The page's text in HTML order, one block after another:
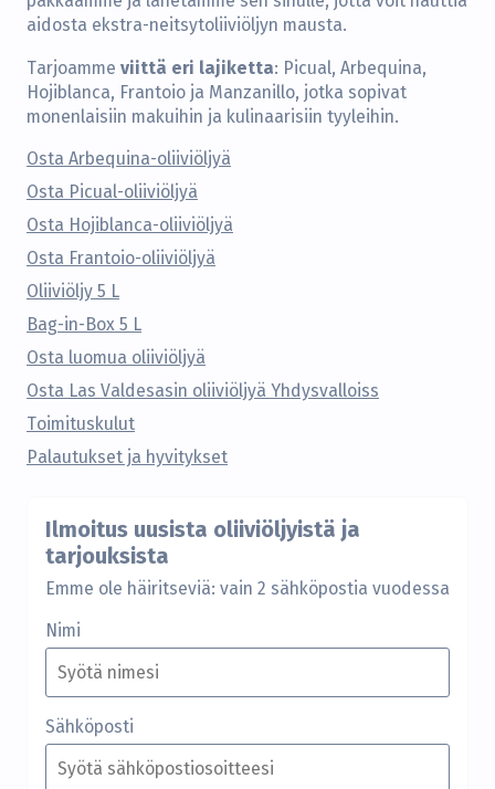
aidosta ekstra-neitsytoliiviöljyn mausta.
Tarjoamme viittä eri lajiketta: Picual, Arbequina,
Hojiblanca, Frantoio ja Manzanillo, jotka sopivat
monenlaisiin makuihin ja kulinaarisiin tyyleihin.
Osta Arbequina-oliiviöljyä
Osta Picual-oliiviöljyä
Osta Hojiblanca-oliiviöljyä
Osta Frantoio-oliiviöljyä
Oliiviöljy 5 L
Bag-in-Box 5 L
Osta luomua oliiviöljyä
Osta Las Valdesasin oliiviöljyä Yhdysvalloiss
Toimituskulut
Palautukset ja hyvitykset
Ilmoitus uusista oliiviöljyistä ja
tarjouksista
Emme ole häiritseviä: vain 2 sähköpostia vuodessa
Nimi
Sähköposti